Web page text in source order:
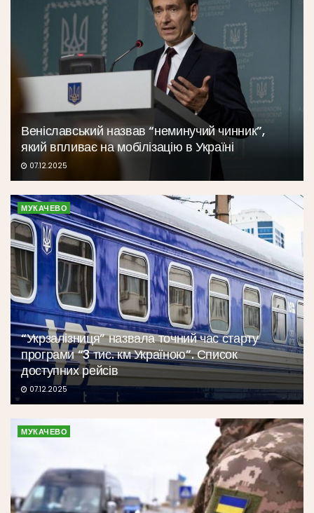
Веніславський назвав “неминучий чинник”,
який впливає на мобілізацію в Україні
07.12.2025
МУКАЧЕВО
“Укрзалізниця” назвала точний час старту
програми “3 тис. км Україною”. Список
доступних рейсів
07.12.2025
МУКАЧЕВО